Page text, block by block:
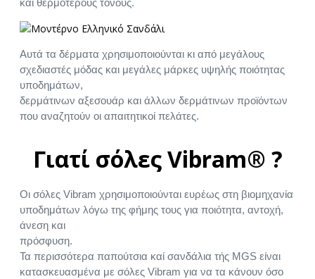
Αυτά τα δέρματα χρησιμοποιούνται κι από μεγάλους
σχεδιαστές μόδας και μεγάλες μάρκες υψηλής ποιότητας
υποδημάτων,
δερμάτινων αξεσουάρ και άλλων δερμάτινων προϊόντων
που αναζητούν οι απαιτητικοί πελάτες.
Γιατί σόλες Vibram® ?
Οι σόλες Vibram χρησιμοποιούνται ευρέως στη βιομηχανία
υποδημάτων λόγω της φήμης τους για ποιότητα, αντοχή,
άνεση και
πρόσφυση.
Τα περισσότερα παπούτσια καί σανδάλια τής MGS είναι
κατασκευασμένα με σόλες Vibram για να τα κάνουν όσο